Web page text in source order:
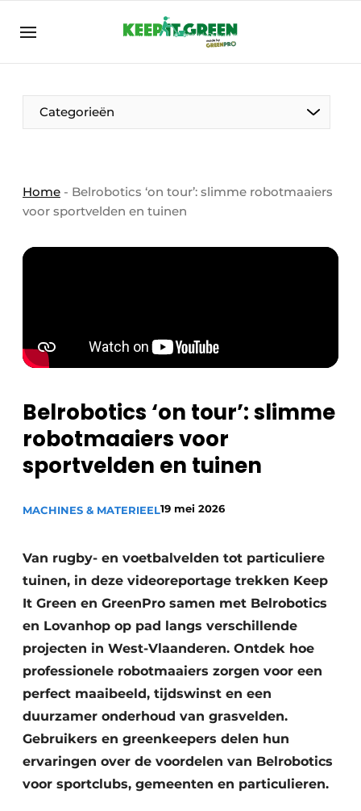
NL ENG FR
Categorieën
Home - Belrobotics ‘on tour’: slimme robotmaaiers
voor sportvelden en tuinen
Belrobotics ‘on tour’: slimme
robotmaaiers voor
sportvelden en tuinen
MACHINES & MATERIEEL19 mei 2026
Van rugby- en voetbalvelden tot particuliere
tuinen, in deze videoreportage trekken Keep
It Green en GreenPro samen met Belrobotics
en Lovanhop op pad langs verschillende
projecten in West-Vlaanderen. Ontdek hoe
professionele robotmaaiers zorgen voor een
perfect maaibeeld, tijdswinst en een
duurzamer onderhoud van grasvelden.
Gebruikers en greenkeepers delen hun
ervaringen over de voordelen van Belrobotics
voor sportclubs, gemeenten en particulieren.